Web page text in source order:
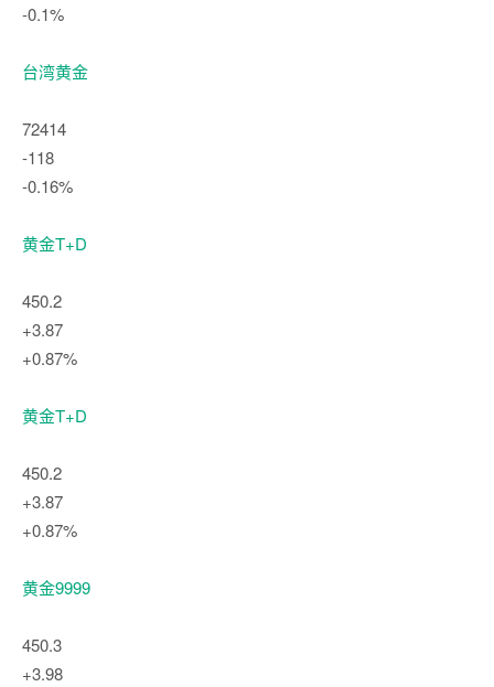
-0.1%
台湾黄金
72414
-118
-0.16%
黄金T+D
450.2
+3.87
+0.87%
黄金T+D
450.2
+3.87
+0.87%
黄金9999
450.3
+3.98